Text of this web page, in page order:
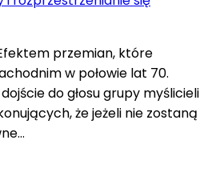
przemian, które
w połowie lat 70.
do głosu grupy myślicieli
że jeżeli nie zostaną